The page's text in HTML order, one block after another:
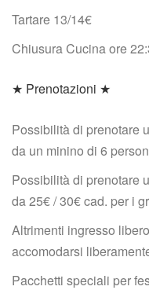
Tartare 13/14€
Chiusura Cucina ore
★ Prenotazioni ★
Possibilità di prenotare
da un minino di 6
Possibilità di prenotare
da 25€ / 30€ cad. per i
Altrimenti ingresso
accomodarsi
Pacchetti speciali per